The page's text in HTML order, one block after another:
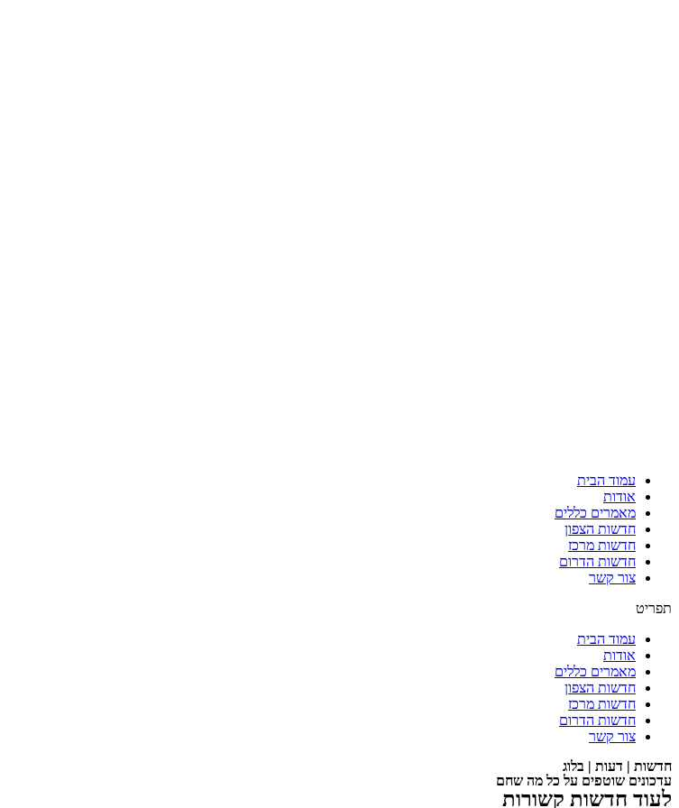
עמוד הבית
אודות
מאמרים כללים
חדשות הצפון
חדשות מרכז
חדשות הדרום
צור קשר
תפריט
עמוד הבית
אודות
מאמרים כללים
חדשות הצפון
חדשות מרכז
חדשות הדרום
צור קשר
חדשות | דעות | בלוג
עדכונים שוטפים על כל מה שחם
לעוד חדשות קשורות